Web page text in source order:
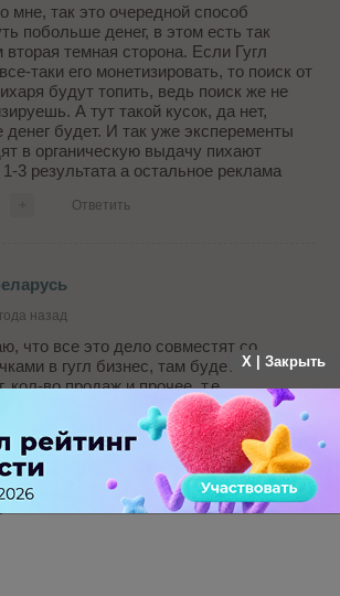
мне, так это очередной способ
побольше денег, в этом есть так
вторая темная сторона. Если Гугл
таки его монетизировать, то поиск от
будут топить, ведь поиск же не
А тут такой кусок, да нет,
денег будет. И так уже эксперементы
в органическую выдачу пихают
1-3 результата а остальное реклама
Ответить
назад
что все это дело совместят со
в гугл бизнес, там будет некий
кол-во продаж и прочее, т.е
о доставке и компании, там же
вести блог о своем продукте и работе
а товары выставлять просто в
и никакие сайты не нужны: просто юрл
бизнес и там какая-нибудь ссылка на
X | Закрыть